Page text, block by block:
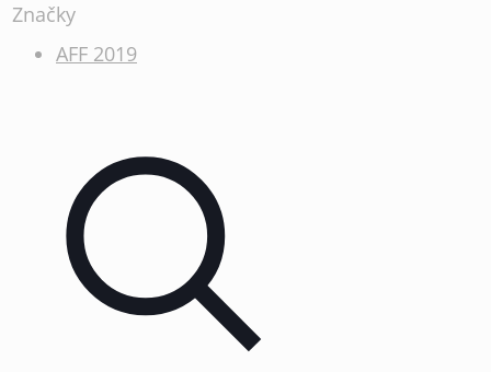
Značky
AFF 2019